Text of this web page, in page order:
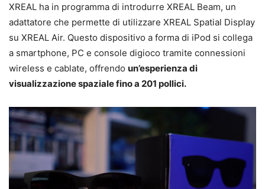
XREAL ha in programma di introdurre XREAL Beam, un
adattatore che permette di utilizzare XREAL Spatial Display
su XREAL Air. Questo dispositivo a forma di iPod si collega
a smartphone, PC e console digioco tramite connessioni
wireless e cablate, offrendo un’esperienza di
visualizzazione spaziale fino a 201 pollici.